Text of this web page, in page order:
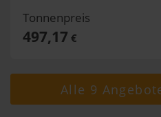
Tonnenpreis
497,17 €
Alle 9